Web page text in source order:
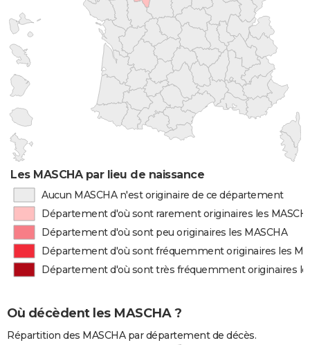
Les MASCHA par lieu de naissance
Aucun MASCHA n'est originaire de ce département
Département d'où sont rarement originaires les
Département d'où sont peu originaires les MASCHA
Département d'où sont fréquemment originaires les
Département d'où sont très fréquemment originaires
Où décèdent les MASCHA ?
Répartition des MASCHA par département de décès.